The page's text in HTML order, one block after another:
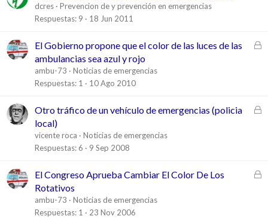
dcres
Prevencion de y prevención en emergencias
Respuestas 9 18 Jun 2011
C
d
El Gobierno propone que el color de las luces de las
ambulancias sea azul y rojo
ambu-73
Noticias de emergencias
Respuestas 1 10 Ago 2010
C
d
Otro tráfico de un vehículo de emergencias (policia
local)
vicente roca
Noticias de emergencias
Respuestas 6 9 Sep 2008
C
El Congreso Aprueba Cambiar El Color De Los
Rotativos
ambu-73
Noticias de emergencias
Respuestas 1 23 Nov 2006